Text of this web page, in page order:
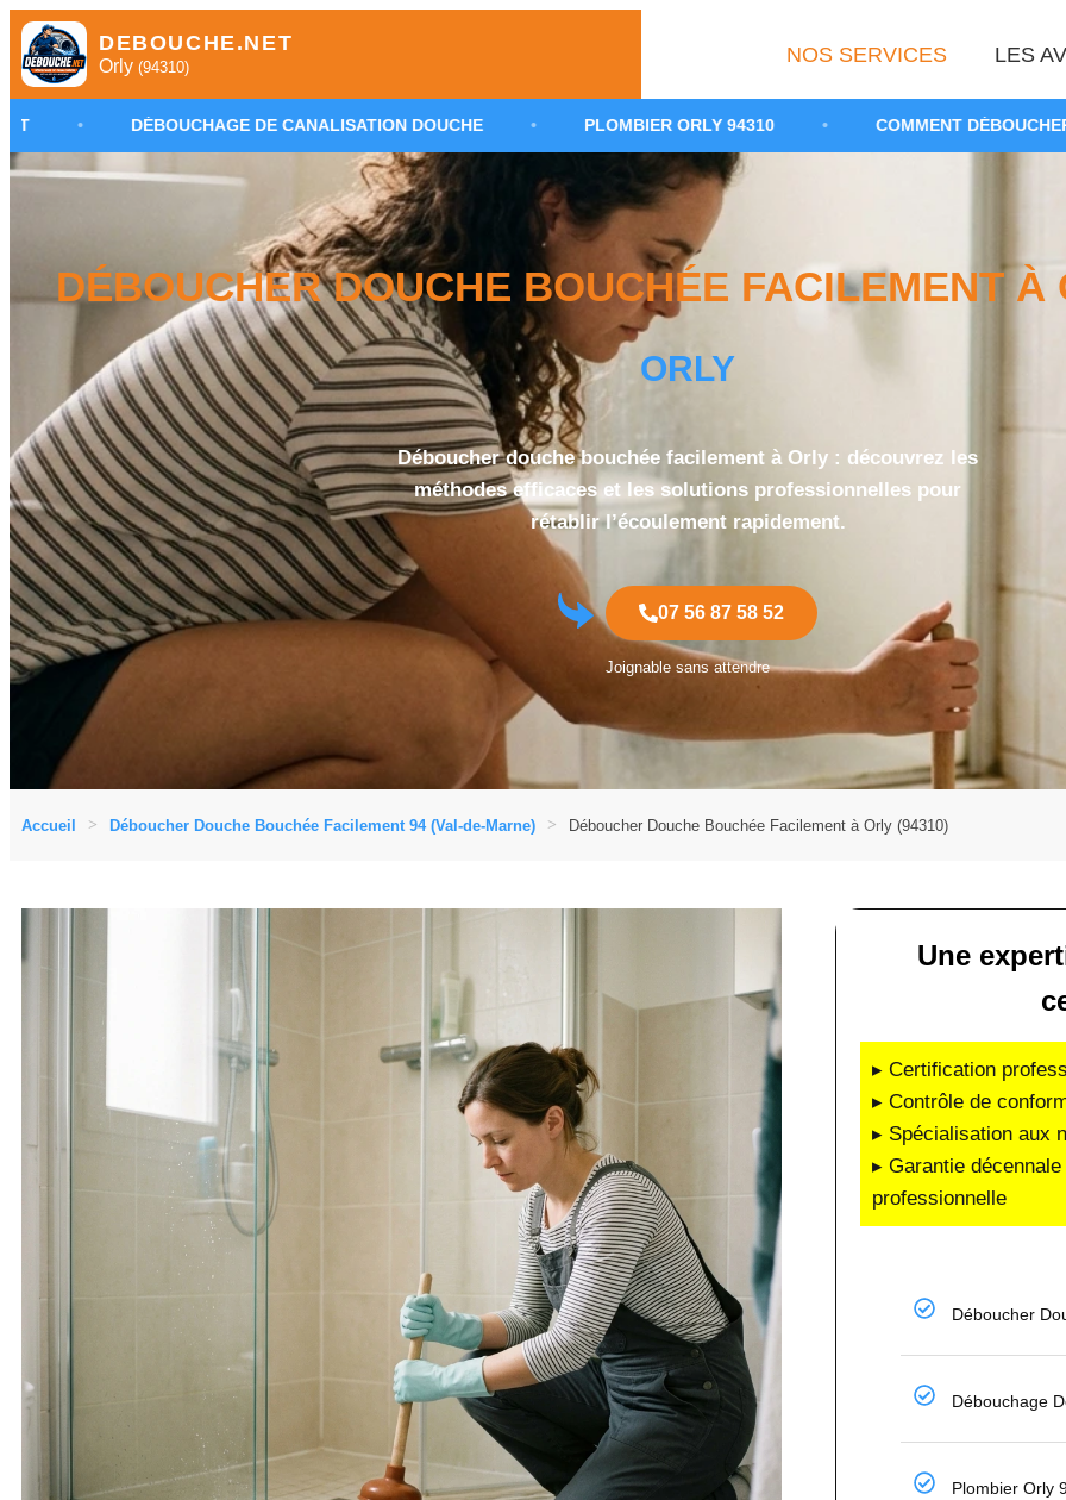
DEBOUCHE.NET
Orly (94310)
NOS SERVICES LES
DE CANALISATION DOUCHE • PLOMBIER ORLY 94310 • COMMENT DÉBOUCHER UN SIPHON DE
DÉBOUCHER DOUCHE BOUCHÉE FACILEMENT À
ORLY
Déboucher douche bouchée facilement à Orly : découvrez les
méthodes efficaces et les solutions professionnelles pour
rétablir l’écoulement rapidement.
07 56 87 58 52
Joignable sans attendre
Accueil Déboucher Douche Bouchée Facilement 94 (Val-de-Marne) Déboucher Douche Bouchée Facilement à Orly (94310)
Une
▸ Certification
▸ Contrôle de
▸ Spécialisation aux
▸ Garantie
professionnelle
Déboucher
Débouchage
Plombier Orly